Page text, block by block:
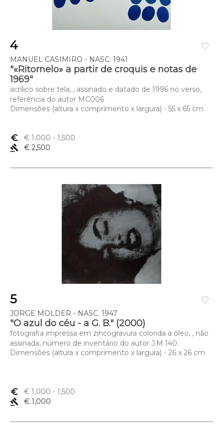
favorite_border
4
MANUEL CASIMIRO - NASC. 1941
"«Ritornelo» a partir de croquis e notas de
1969"
acrílico sobre tela, , assinado e datado de 1996 no verso,
referência do autor MC006
Dimensões (altura x comprimento x largura) - 55 x 65 cm
euro_symbol € 1,000 - 1,500
gavel
€ 2,500
favorite_border
5
JORGE MOLDER - NASC. 1947
"O azul do céu - a G. B." (2000)
fotografia impressa em zincogravura colorida a óleo, , não
assinada, número de inventário do autor J.M.140
Dimensões (altura x comprimento x largura) - 26 x 26 cm
euro_symbol € 1,000 - 1,500
gavel
€ 1,000